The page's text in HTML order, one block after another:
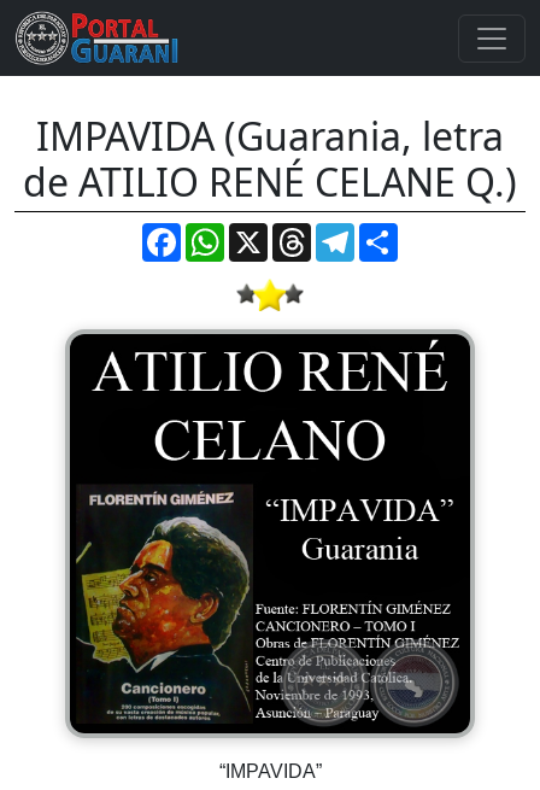
IMPAVIDA (Guarania, letra
de ATILIO RENÉ CELANE Q.)
FacebookWhatsApp
X ThreadsTelegram
“IMPAVIDA”